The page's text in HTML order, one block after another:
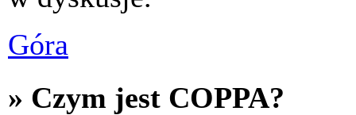
Góra
» Czym jest COPPA?